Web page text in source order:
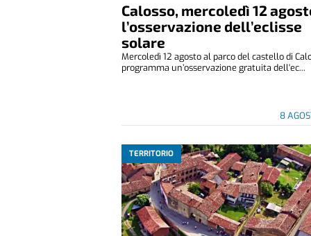
Calosso, mercoledì 12
l’osservazione dell’eclisse
solare
8
Mercoledì 12 agosto al parco del castello di
programma un’osservazione gratuita dell'ec...
TERRITORIO